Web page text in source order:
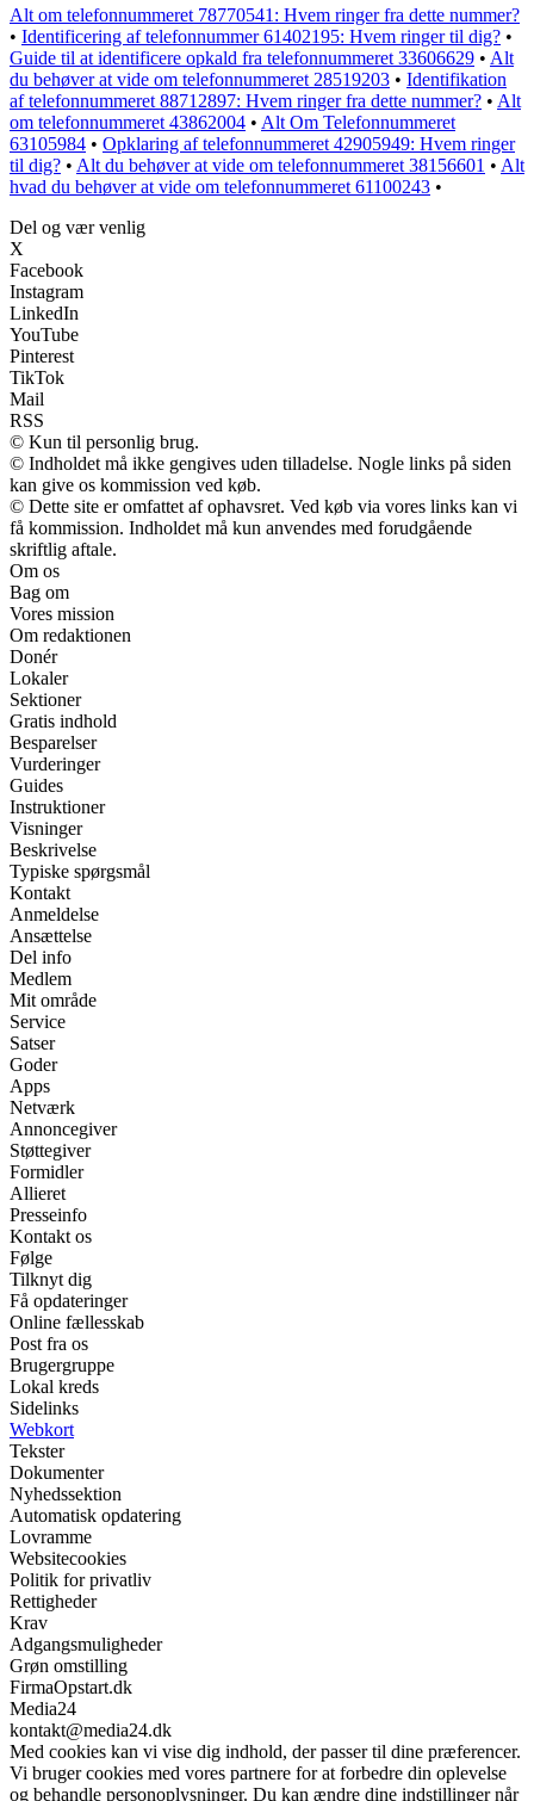
Alt om telefonnummeret 78770541: Hvem ringer fra dette nummer?
• Identificering af telefonnummer 61402195: Hvem ringer til dig? •
Guide til at identificere opkald fra telefonnummeret 33606629 • Alt
du behøver at vide om telefonnummeret 28519203 • Identifikation
af telefonnummeret 88712897: Hvem ringer fra dette nummer? • Alt
om telefonnummeret 43862004 • Alt Om Telefonnummeret
63105984 • Opklaring af telefonnummeret 42905949: Hvem ringer
til dig? • Alt du behøver at vide om telefonnummeret 38156601 • Alt
hvad du behøver at vide om telefonnummeret 61100243 •
Del og vær venlig
X
Facebook
Instagram
LinkedIn
YouTube
Pinterest
TikTok
Mail
RSS
© Kun til personlig brug.
© Indholdet må ikke gengives uden tilladelse. Nogle links på siden
kan give os kommission ved køb.
© Dette site er omfattet af ophavsret. Ved køb via vores links kan vi
få kommission. Indholdet må kun anvendes med forudgående
skriftlig aftale.
Om os
Bag om
Vores mission
Om redaktionen
Donér
Lokaler
Sektioner
Gratis indhold
Besparelser
Vurderinger
Guides
Instruktioner
Visninger
Beskrivelse
Typiske spørgsmål
Kontakt
Anmeldelse
Ansættelse
Del info
Medlem
Mit område
Service
Satser
Goder
Apps
Netværk
Annoncegiver
Støttegiver
Formidler
Allieret
Presseinfo
Kontakt os
Følge
Tilknyt dig
Få opdateringer
Online fællesskab
Post fra os
Brugergruppe
Lokal kreds
Sidelinks
Webkort
Tekster
Dokumenter
Nyhedssektion
Automatisk opdatering
Lovramme
Websitecookies
Politik for privatliv
Rettigheder
Krav
Adgangsmuligheder
Grøn omstilling
FirmaOpstart.dk
Media24
kontakt@media24.dk
Med cookies kan vi vise dig indhold, der passer til dine præferencer.
Vi bruger cookies med vores partnere for at forbedre din oplevelse
og behandle personoplysninger. Du kan ændre dine indstillinger når